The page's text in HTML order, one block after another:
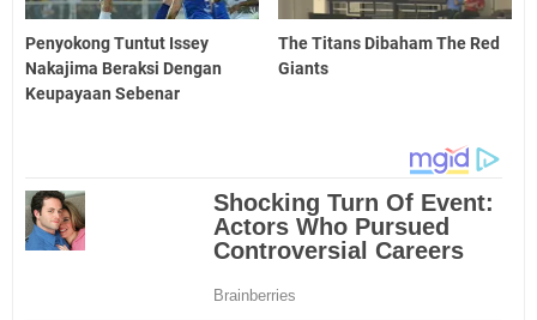
Penyokong Tuntut Issey
Nakajima Beraksi Dengan
Keupayaan Sebenar
The Titans Dibaham The Red
Giants